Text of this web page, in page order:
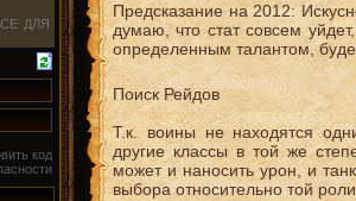
Предсказание на 2012:
думаю, что стат совсем
определенным талантом,
Поиск Рейдов
Т.к. воины не находятся
другие классы в той же
может и наносить урон, и
выбора относительно той